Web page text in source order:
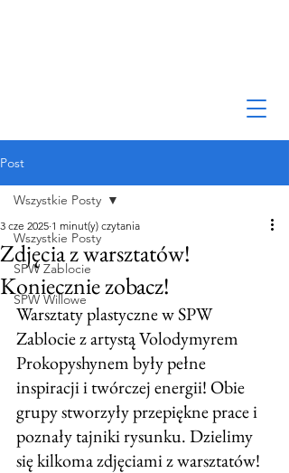
Post
Wszystkie Posty
SPW Zablocie
SPW Willowe
Wszystkie Posty
Zdjęcia z warsztatów!
Koniecznie zobacz!
3 cze 2025 1 minut(y) czytania
Warsztaty plastyczne w SPW
Zablocie z artystą Volodymyrem
Prokopyshynem były pełne
inspiracji i twórczej energii! Obie
grupy stworzyły przepiękne prace i
poznały tajniki rysunku. Dzielimy
się kilkoma zdjęciami z warsztatów!